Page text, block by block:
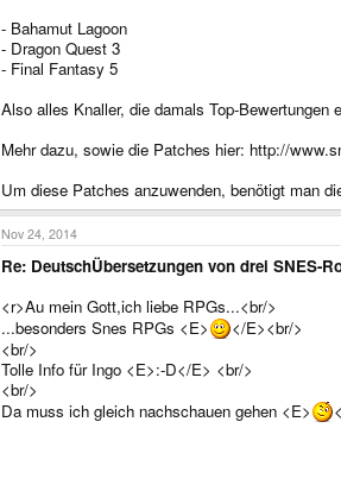
- Bahamut Lagoon
- Dragon Quest 3
- Final Fantasy 5
Also alles Knaller, die damals Top-
Mehr dazu, sowie die Patches hier: http://
Um diese Patches anzuwenden, benötigt man
Nov 24, 2014
Re: DeutschÜbersetzungen von drei SNES-
<r>Au mein Gott,ich liebe RPGs...<br/>
...besonders Snes RPGs <E>
</E><br/>
<br/>
Tolle Info für Ingo <E>:-D</E> <br/>
<br/>
Da muss ich gleich nachschauen gehen <E>